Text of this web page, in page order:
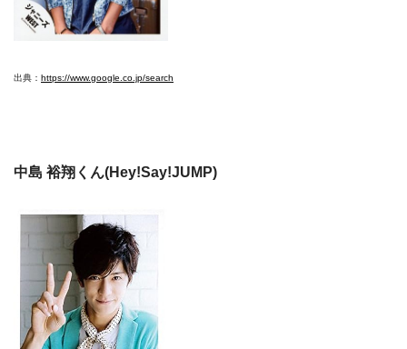
出典： https://www.google.co.jp/search
中島 裕翔くん(Hey!Say!JUMP)